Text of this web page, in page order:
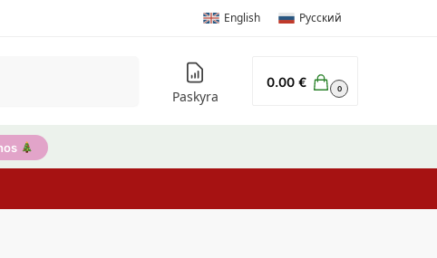
English Русский
Paskyra
0.00 € 0